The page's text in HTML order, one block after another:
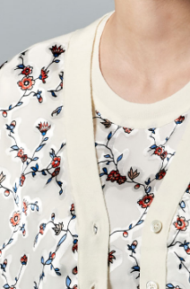
５．嚴禁一人註冊多個帳號或使用
恩沛科技股份有限公司將有權停止